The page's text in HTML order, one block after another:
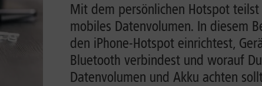
Mit dem persönlichen Hotspot
mobiles Datenvolumen. In diesem
den iPhone-Hotspot einrichtest,
Bluetooth verbindest und worauf
Datenvolumen und Akku achten